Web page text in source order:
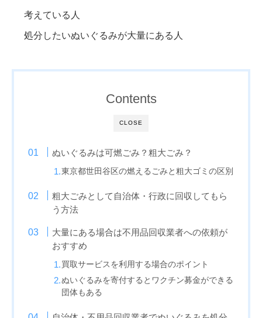
考えている人
処分したいぬいぐるみが大量にある人
CLOSE
Contents
ぬいぐるみは可燃ごみ？粗大ごみ？
東京都世田谷区の燃えるごみと粗大ゴミの区別
粗大ごみとして自治体・行政に回収してもら
う方法
大量にある場合は不用品回収業者への依頼が
おすすめ
買取サービスを利用する場合のポイント
ぬいぐるみを寄付するとワクチン募金ができる
団体もある